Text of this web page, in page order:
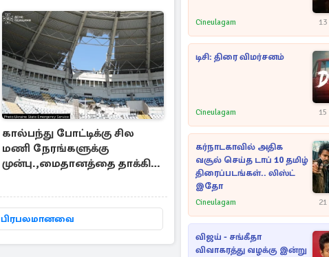
கால்பந்து போட்டிக்கு சில
மணி நேரங்களுக்கு
முன்பு.,மைதானத்தை தாக்கிய
பிரபலமானவை
Cineulagam
டிசி: திரை விமர்சனம்
Cineulagam
கர்நாடகாவில் அதிக
வசூல் செய்த டாப் 10 தமிழ்
திரைப்படங்கள்.. லிஸ்ட்
இதோ
Cineulagam
விஜய் - சங்கீதா
விவாகரத்து வழக்கு இன்று